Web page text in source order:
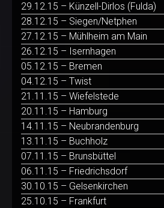
29.12.15 – Künzell-Dirlos (Fulda)
28.12.15 – Siegen/Netphen
27.12.15 – Mühlheim am Main
26.12.15 – Isernhagen
05.12.15 – Bremen
04.12.15 – Twist
21.11.15 – Wiefelstede
20.11.15 – Hamburg
14.11.15 – Neubrandenburg
13.11.15 – Buchholz
07.11.15 – Brunsbüttel
06.11.15 – Friedrichsdorf
30.10.15 – Gelsenkirchen
25.10.15 – Frankfurt